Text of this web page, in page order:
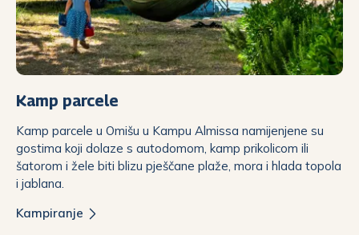
Kamp parcele
Kamp parcele u Omišu u Kampu Almissa namijenjene su
gostima koji dolaze s autodomom, kamp prikolicom ili
šatorom i žele biti blizu pješčane plaže, mora i hlada topola
i jablana.
Kampiranje